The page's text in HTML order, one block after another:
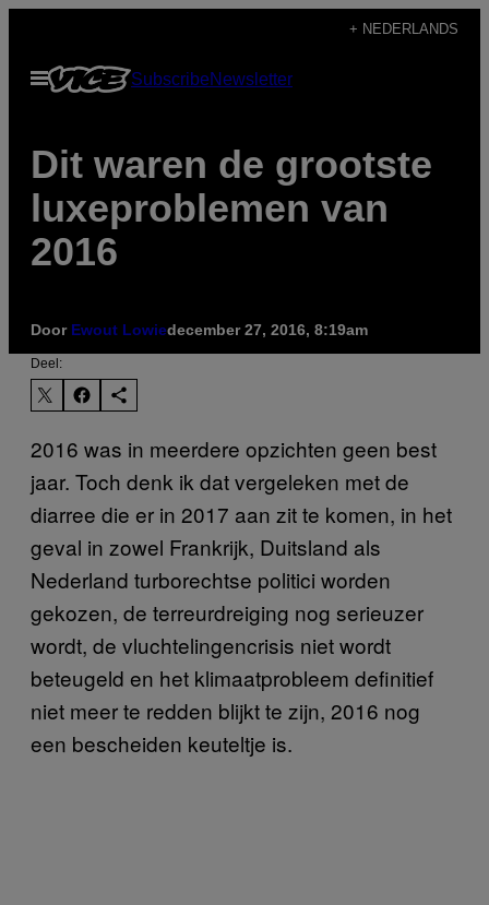
de
+ NEDERLANDS
Open
menu
SubscribeNewsletter
Dit waren de grootste
luxeproblemen van
2016
Door Ewout Lowiedecember 27, 2016, 8:19am
Deel:
2016 was in meerdere opzichten geen best
jaar. Toch denk ik dat vergeleken met de
diarree die er in 2017 aan zit te komen, in het
geval in zowel Frankrijk, Duitsland als
Nederland turborechtse politici worden
gekozen, de terreurdreiging nog serieuzer
wordt, de vluchtelingencrisis niet wordt
beteugeld en het klimaatprobleem definitief
niet meer te redden blijkt te zijn, 2016 nog
een bescheiden keuteltje is.